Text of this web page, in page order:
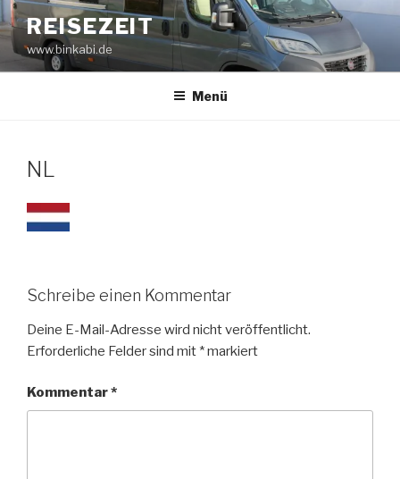
Zum
Inhalt
springen
REISEZEIT
www.binkabi.de
Menü
NL
Schreibe einen Kommentar
Deine E-Mail-Adresse wird nicht veröffentlicht.
Erforderliche Felder sind mit *markiert
Kommentar*